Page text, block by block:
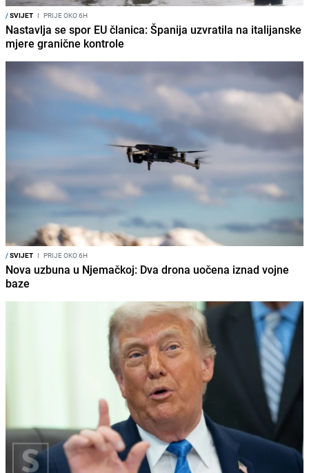
/SVIJET I PRIJE OKO 6H
Nastavlja se spor EU članica: Španija uzvratila na italijanske
mjere granične kontrole
/SVIJET I PRIJE OKO 6H
Nova uzbuna u Njemačkoj: Dva drona uočena iznad vojne
baze